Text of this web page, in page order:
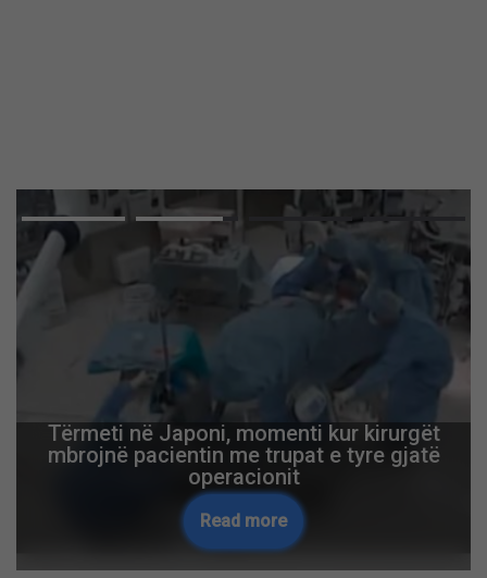
Dy të mitura raportohen të zhdukura në
Gjilan dhe Malishevë
Read more
Advertisement